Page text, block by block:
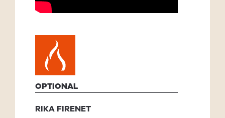
OPTIONAL
RIKA FIRENET